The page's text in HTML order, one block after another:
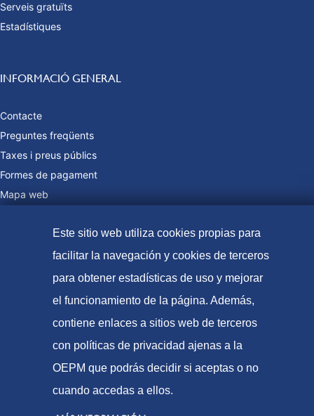
Serveis gratuïts
Estadístiques
INFORMACIÓ GENERAL
Contacte
Preguntes freqüents
Taxes i preus públics
Formes de pagament
Mapa web
© Oficina Espanyola de Patents i Marques, 2021
Accessibilitat
Avís Legal
Política de Cookies
Protecció de dades
Este sitio web utiliza cookies propias para
facilitar la navegación y cookies de terceros
para obtener estadísticas de uso y mejorar
el funcionamiento de la página. Además,
contiene enlaces a sitios web de terceros
con políticas de privacidad ajenas a la
OEPM que podrás decidir si aceptas o no
cuando accedas a ellos.